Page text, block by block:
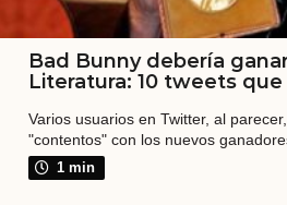
Bad Bunny debería
Literatura: 10 tweets
Varios usuarios en Twitter, al
"contentos" con los nuevos
1 min